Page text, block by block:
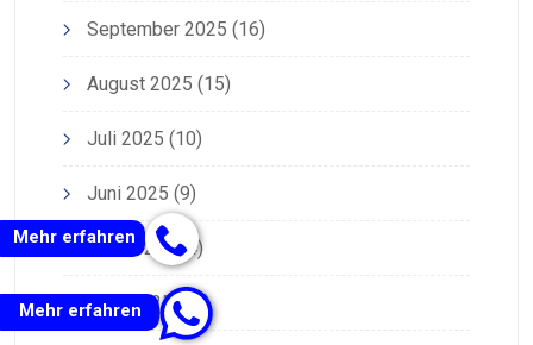
September 2025 (16)
August 2025 (15)
Juli 2025 (10)
Juni 2025 (9)
Mai 2025(14)
April 2025(22)
Mehr erfahren
Mehr erfahren